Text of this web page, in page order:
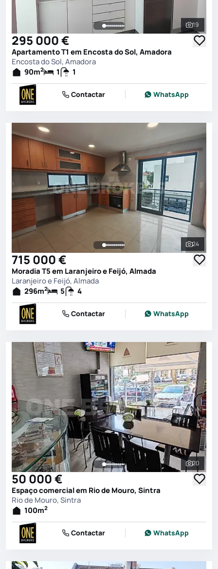
Ver
19
295 000 €
Apartamento T1 em Encosta do Sol, Amadora
Encosta do Sol, Amadora
90m2 1 1
Contactar WhatsApp
Ver
24
715 000 €
Moradia T5 em Laranjeiro e Feijó, Almada
Laranjeiro e Feijó, Almada
296m2 5 4
Contactar WhatsApp
Ver
20
50 000 €
Espaço comercial em Rio de Mouro, Sintra
Rio de Mouro, Sintra
100m2
Contactar WhatsApp